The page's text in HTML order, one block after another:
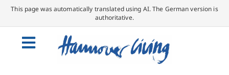
This page was automatically translated using AI. The German version is
authoritative.